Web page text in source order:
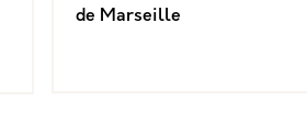
de Marseille